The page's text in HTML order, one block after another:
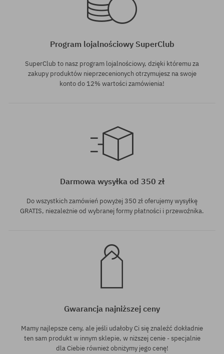
Program lojalnościowy SuperClub
SuperClub to nasz program lojalnościowy, dzięki któremu za
zakupy produktów nieprzecenionych otrzymujesz na swoje
konto do 12% wartości zamówienia!
Darmowa wysyłka od 350 zł
Do wszystkich zamówień powyżej 350 zł oferujemy wysyłkę
GRATIS, niezależnie od wybranej formy płatności i przewoźnika.
Gwarancja najniższej ceny
Mamy najlepsze ceny, ale jeśli udałoby Ci się znaleźć dokładnie
ten sam produkt w innym sklepie, w niższej cenie - specjalnie
dla Ciebie również obniżymy jego cenę!